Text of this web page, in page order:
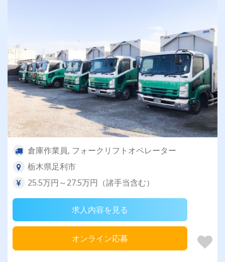
倉庫作業員, フォークリフトオペレーター
栃木県足利市
25.5万円～27.5万円（諸手当含む）
求人内容を見る
オンライン応募